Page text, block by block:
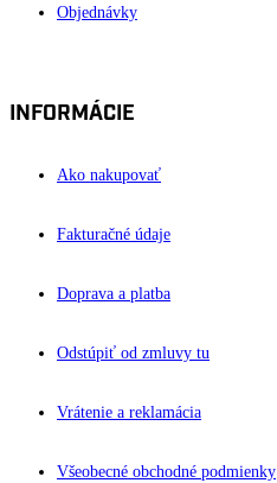
Objednávky
INFORMÁCIE
Ako nakupovať
Fakturačné údaje
Doprava a platba
Odstúpiť od zmluvy tu
Vrátenie a reklamácia
Všeobecné obchodné podmienky